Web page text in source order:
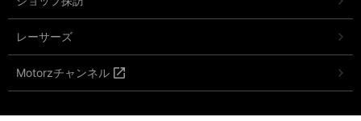
レーサーズ
Motorzチャンネル